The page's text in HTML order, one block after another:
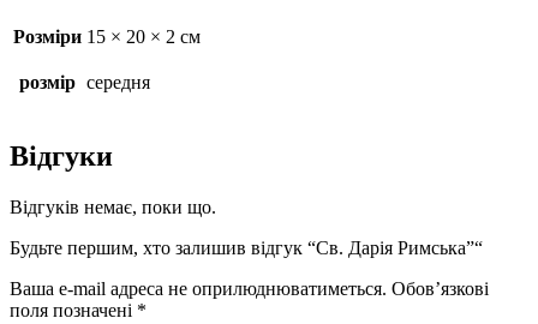
Розміри 15 × 20 × 2 см
розмір середня
Відгуки
Відгуків немає, поки що.
Будьте першим, хто залишив відгук “Св. Дарія Римська”“
Ваша e-mail адреса не оприлюднюватиметься. Обов’язкові
поля позначені *